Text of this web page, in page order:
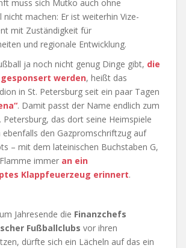
muss sich Mutko auch ohne
nicht machen: Er ist weiterhin Vize-
mit Zuständigkeit für
und regionale Entwicklung.
ja noch nicht genug Dinge gibt, die
werden, heißt das
in St. Petersburg seit ein paar Tagen
. Damit passt der Name endlich zum
Petersburg, das dort seine Heimspiele
den Gazpromschriftzug auf
– mit dem lateinischen Buchstaben G,
immer an ein
Klappfeuerzeug erinnert.
Jahresende die Finanzchefs
Fußballclubs vor ihren
dürfte sich ein Lächeln auf das ein